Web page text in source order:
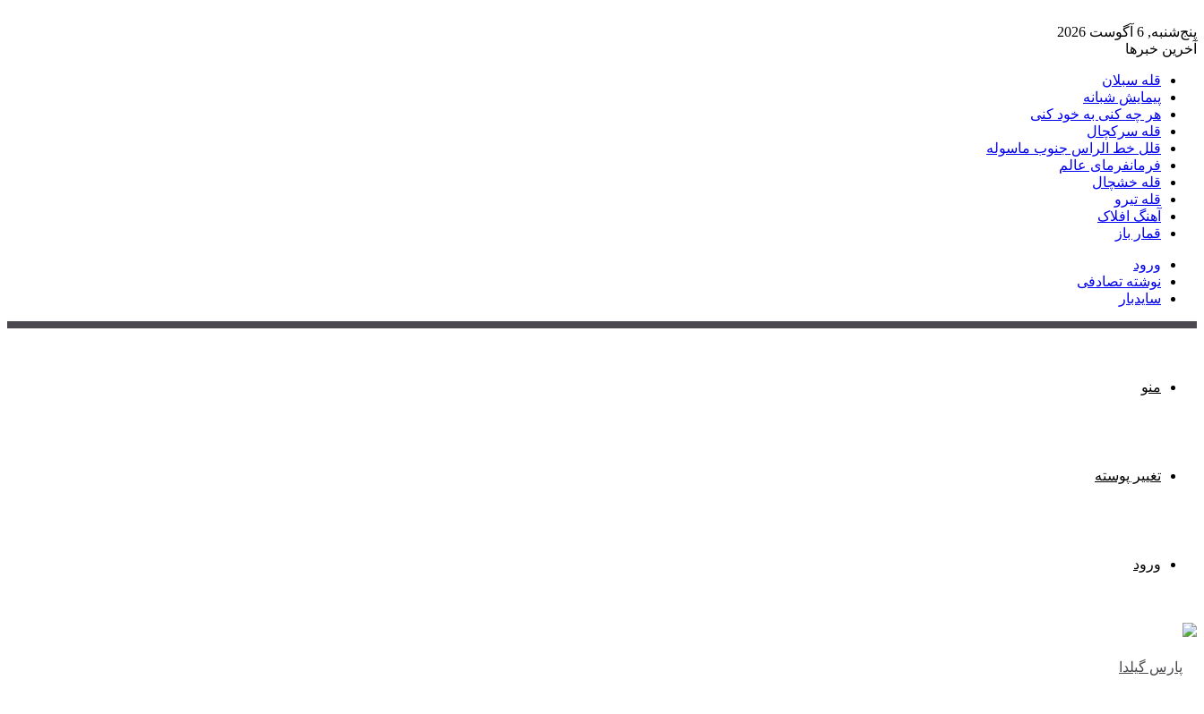
پنج‌شنبه, 6 آگوست 2026
آخرین خبرها
قله سبلان
پیمایش شبانه
هر چه کنی به خود کنی
قله سرکچال
قلل خط الراس جنوب ماسوله
فرمانفرمای عالم
قله خشچال
قله تیرو
آهنگ افلاک
قمار باز
ورود
نوشته تصادفی
سایدبار
منو
تغییر پوسته
ورود